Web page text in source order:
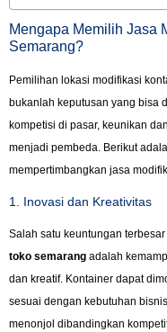
Mengapa Memilih Jasa
Semarang?
Pemilihan lokasi modifikasi
bukanlah keputusan yang bisa
kompetisi di pasar, keunikan
menjadi pembeda. Berikut
mempertimbangkan jasa
1. Inovasi dan Kreativitas
Salah satu keuntungan
toko semarang adalah
dan kreatif. Kontainer dapat
sesuai dengan kebutuhan
menonjol dibandingkan